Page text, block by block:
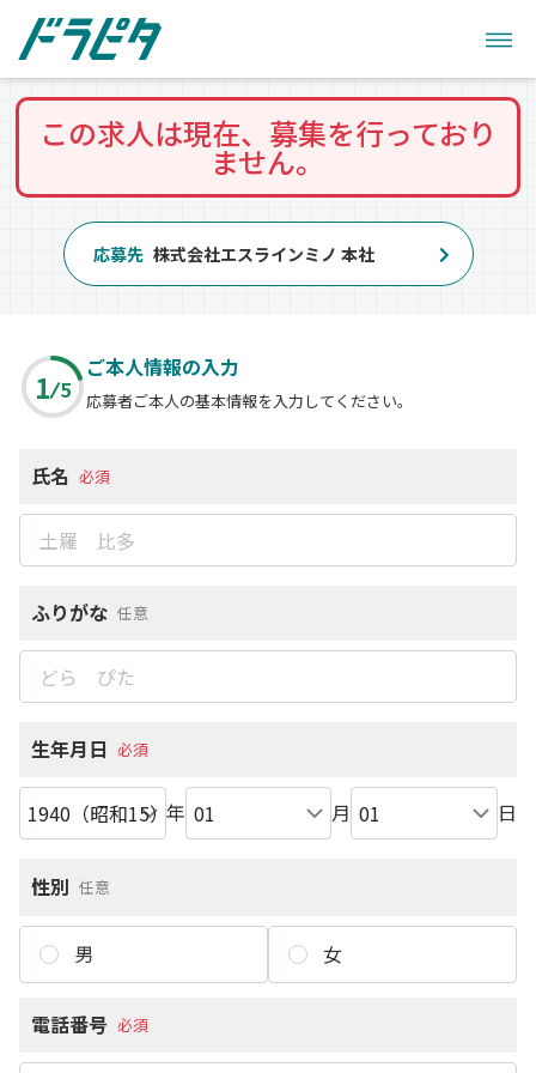
この求人は現在、募集を行っており
ません。
応募先 株式会社エスラインミノ 本社
1 5
ご本人情報の入力
応募者ご本人の基本情報を入力してください。
氏名 必須
ふりがな 任意
生年月日 必須
年 月 日
性別 任意
男 女
電話番号 必須